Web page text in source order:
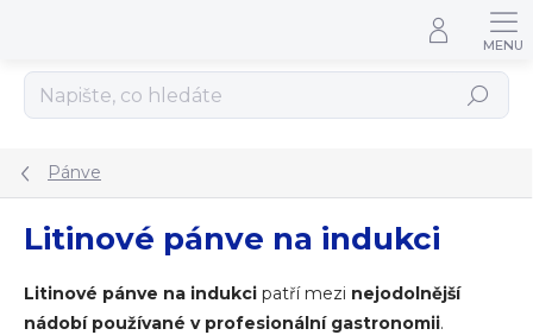
Hledat
Pánve
Litinové pánve na indukci
Litinové pánve na indukci patří mezi nejodolnější
nádobí používané v profesionální gastronomii.